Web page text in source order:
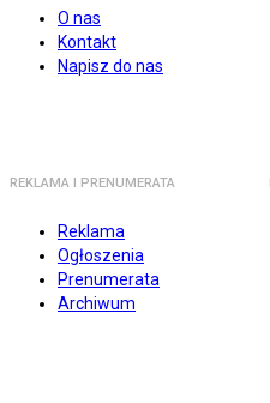
O nas
Kontakt
Napisz do nas
REKLAMA I PRENUMERATA
Reklama
Ogłoszenia
Prenumerata
Archiwum